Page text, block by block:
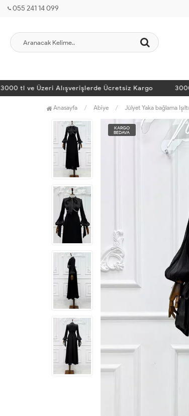
055 241 14 099
tl ve Üzeri Alışverişlerde Ücretsiz Kargo 3000 tl
Anasayfa Abiye Jülyet Yaka bağlama
KARGO
BEDAVA